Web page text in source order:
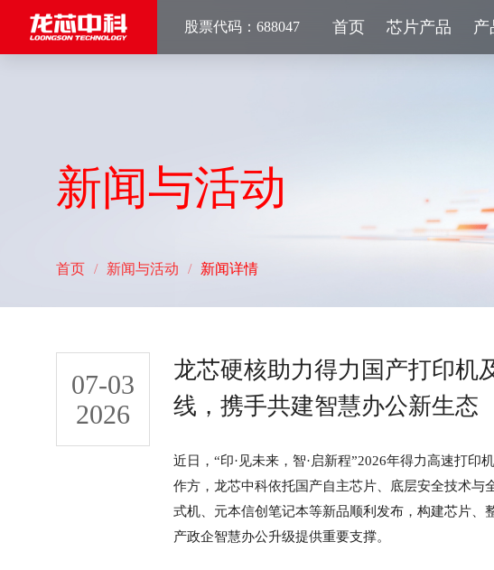
股票代码：688047 首页 芯片产品 产
新闻与活动
首页 / 新闻与活动 / 新闻详情
07-03
2026
龙芯硬核助力得力国产打印机
线，携手共建智慧办公新生态
近日，“印·见未来，智·启新程”2026年得力高速打
作方，龙芯中科依托国产自主芯片、底层安全技术与
式机、元本信创笔记本等新品顺利发布，构建芯片
产政企智慧办公升级提供重要支撑。